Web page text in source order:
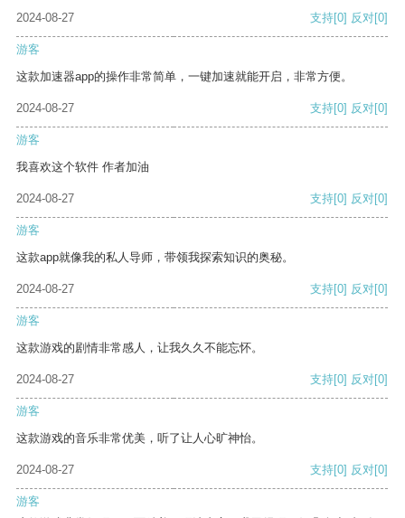
2024-08-27 支持[0] 反对[0]
游客
这款加速器app的操作非常简单，一键加速就能开启，非常方便。
2024-08-27 支持[0] 反对[0]
游客
我喜欢这个软件 作者加油
2024-08-27 支持[0] 反对[0]
游客
这款app就像我的私人导师，带领我探索知识的奥秘。
2024-08-27 支持[0] 反对[0]
游客
这款游戏的剧情非常感人，让我久久不能忘怀。
2024-08-27 支持[0] 反对[0]
游客
这款游戏的音乐非常优美，听了让人心旷神怡。
2024-08-27 支持[0] 反对[0]
游客